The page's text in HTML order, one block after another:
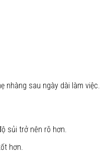
nhàng sau ngày dài làm việc.
sủi trở nên rõ hơn.
hơn.